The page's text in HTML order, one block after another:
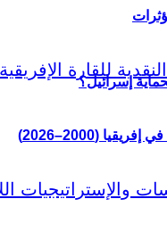
إسرائيل؟
(2000–2026)